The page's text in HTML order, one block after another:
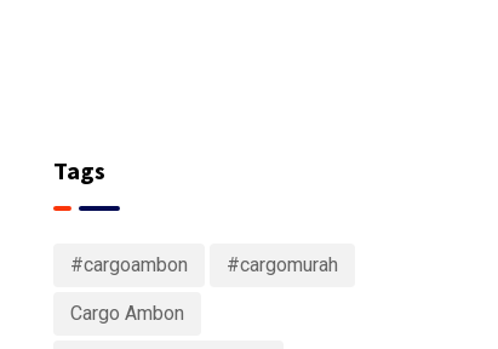
Tags
#cargoambon #cargomurah
Cargo Ambon